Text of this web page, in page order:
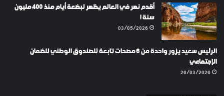
أقدم نهر في العالم يظهر لبضعة أيام منذ 400 مليون
سنة !
03/05/2026
الرئيس سعيد يزور واحدة من 6 مصحات تابعة للصندوق الوطني للضمان
الإجتماعي
26/03/2026